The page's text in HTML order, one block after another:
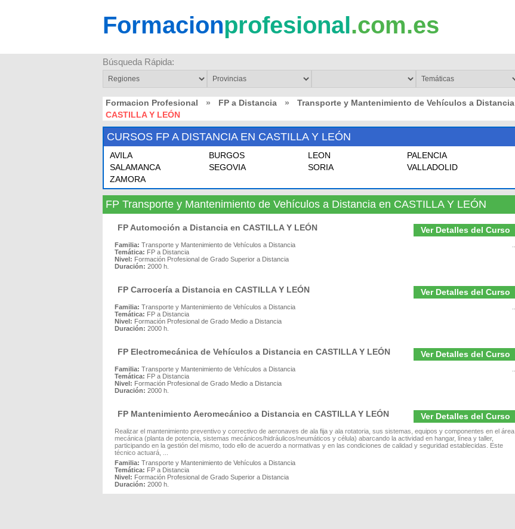
Formacionprofesional.com.es
Búsqueda Rápida:
Formacion Profesional » FP a Distancia » Transporte y Mantenimiento de Vehículos a Distancia
CASTILLA Y LEÓN
CURSOS FP A DISTANCIA EN CASTILLA Y LEÓN
AVILA BURGOS LEON
PALENCIA
SALAMANCA
SEGOVIA SORIA
VALLADOLID
ZAMORA
FP Transporte y Mantenimiento de Vehículos a Distancia en CASTILLA Y LEÓN
Ver Detalles del Curso
FP Automoción a Distancia en CASTILLA Y LEÓN
Familia: Transporte y Mantenimiento de Vehículos a Distancia
Temática: FP a Distancia
Nivel: Formación Profesional de Grado Superior a Distancia
Duración: 2000 h.
Ver Detalles del Curso
FP Carrocería a Distancia en CASTILLA Y LEÓN
Familia: Transporte y Mantenimiento de Vehículos a Distancia
Temática: FP a Distancia
Nivel: Formación Profesional de Grado Medio a Distancia
Duración: 2000 h.
Ver Detalles del Curso
FP Electromecánica de Vehículos a Distancia en CASTILLA Y LEÓN
Familia: Transporte y Mantenimiento de Vehículos a Distancia
Temática: FP a Distancia
Nivel: Formación Profesional de Grado Medio a Distancia
Duración: 2000 h.
Ver Detalles del Curso
FP Mantenimiento Aeromecánico a Distancia en CASTILLA Y LEÓN
Realizar el mantenimiento preventivo y correctivo de aeronaves de ala fija y ala rotatoria, sus sistemas, equipos y componentes en el área
mecánica (planta de potencia, sistemas mecánicos/hidráulicos/neumáticos y célula) abarcando la actividad en hangar, línea y taller,
participando en la gestión del mismo, todo ello de acuerdo a normativas y en las condiciones de calidad y seguridad establecidas. Este
técnico actuará, ...
Familia: Transporte y Mantenimiento de Vehículos a Distancia
Temática: FP a Distancia
Nivel: Formación Profesional de Grado Superior a Distancia
Duración: 2000 h.